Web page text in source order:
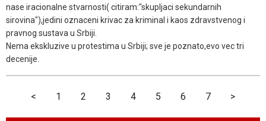
nase iracionalne stvarnosti( citiram:"skupljaci sekundarnih
sirovina"),jedini oznaceni krivac za kriminal i kaos zdravstvenog i
pravnog sustava u Srbiji.
Nema ekskluzive u protestima u Srbiji; sve je poznato,evo vec tri
decenije.
< 1 2 3 4 5 6 7 >